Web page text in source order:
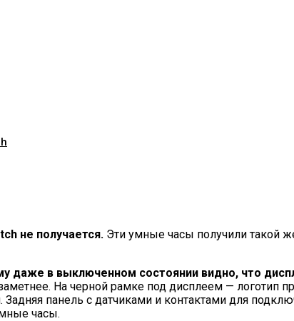
не получается. Эти умные часы получили такой
даже в выключенном состоянии видно, что
На черной рамке под дисплеем — логотип
панель с датчиками и контактами для
часы.